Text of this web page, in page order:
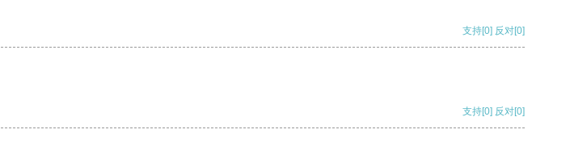
支持[0] 反对[0]
支持[0] 反对[0]